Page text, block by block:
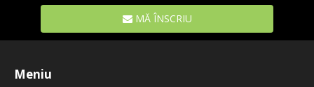
MĂ ÎNSCRIU
Meniu